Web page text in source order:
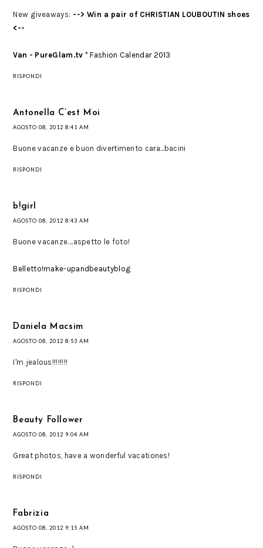
New giveaways: --> Win a pair of CHRISTIAN LOUBOUTIN shoes
<--
Van - PureGlam.tv *Fashion Calendar 2013
RISPONDI
Antonella C’est Moi
AGOSTO 08, 2012 8:41 AM
Buone vacanze e buon divertimento cara...bacini
RISPONDI
b!girl
AGOSTO 08, 2012 8:43 AM
Buone vacanze....aspetto le foto!
Belletto!make-upandbeautyblog
RISPONDI
Daniela Macsim
AGOSTO 08, 2012 8:53 AM
I'm jealous!!!!!!!!
RISPONDI
Beauty Follower
AGOSTO 08, 2012 9:04 AM
Great photos, have a wonderful vacationes!
RISPONDI
Fabrizia
AGOSTO 08, 2012 9:15 AM